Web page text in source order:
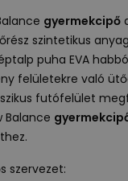
gyermekcipő
szintetikus
puha EVA
felületekre való
futófelület
Balance
szervezet: